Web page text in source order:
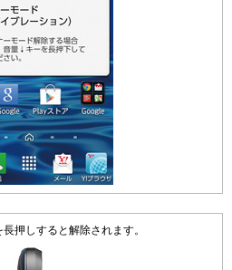
押しすると解除されます。